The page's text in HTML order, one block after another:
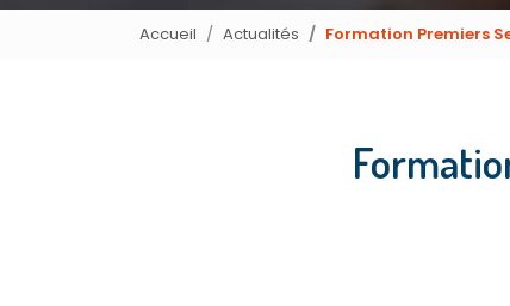
Accueil Actualités Formation Premiers